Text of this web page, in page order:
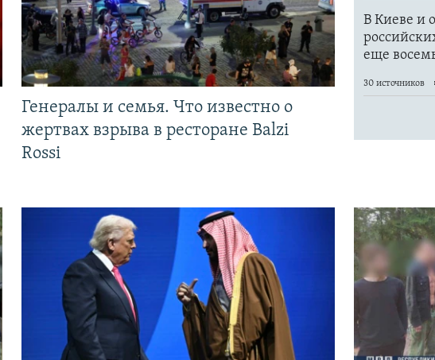
Генералы и семья. Что известно о
жертвах взрыва в ресторане Balzi
Rossi